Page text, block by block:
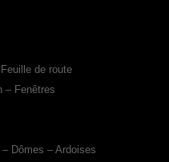
de route
– Fenêtres
Dômes – Ardoises